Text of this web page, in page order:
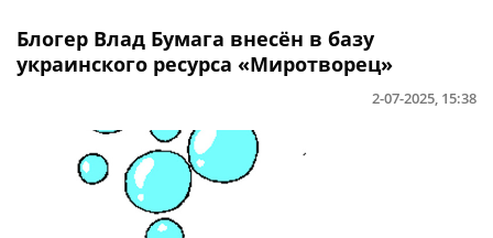
Блогер Влад Бумага внесён в базу
украинского ресурса «Миротворец»
2-07-2025, 15:38